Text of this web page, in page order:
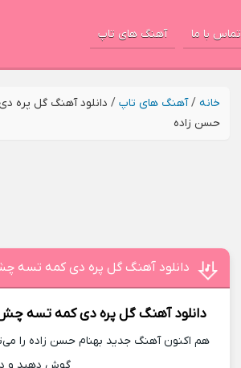
تماس با ما آهنگ های تاپ
خانه /آهنگ های تاپ / دانلود آهنگ گل پره
حسن زاده
دانلود آهنگ گل پره دی کمه تسه
دانلود آهنگ گل پره دی کمه تسه چش
هم اکنون آهنگ جدید بهنام حسن زاده را